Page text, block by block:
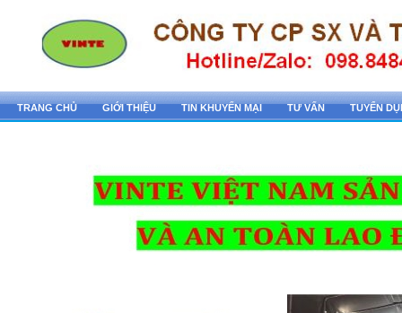
TRANG CHỦ GIỚI THIỆU TIN KHUYẾN MẠI TƯ VẤN TUYỂN